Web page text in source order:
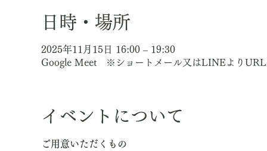
日時・場所
2025年11月15日 16:00 – 19:30
Google Meet ※ショートメール又はLINEよりURL
イベントについて
ご用意いただくもの